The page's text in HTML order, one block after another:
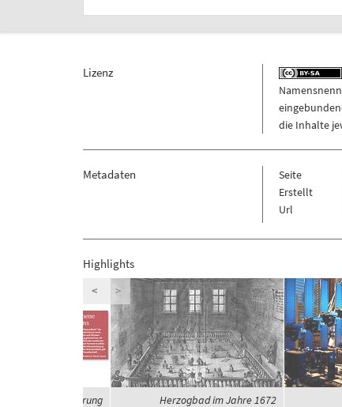
Lizenz
die Inhalte
Metadaten Seite
Erstellt
Url
Highlights
und Globalisierung Herzogbad im Jahre 1672
< >